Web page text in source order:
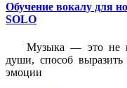
Обучение вокалу для
SOLO
Музыка — это не
души, способ
эмоции